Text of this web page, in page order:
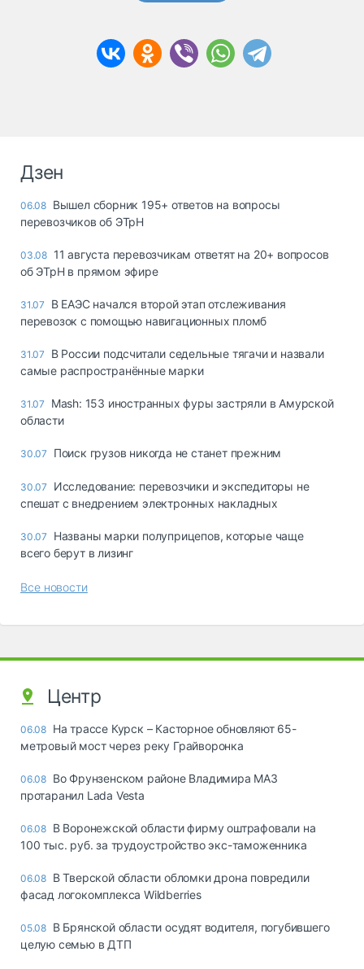
Дзен
06.08 Вышел сборник 195+ ответов на вопросы
перевозчиков об ЭТрН
03.08 11 августа перевозчикам ответят на 20+ вопросов
об ЭТрН в прямом эфире
31.07
В ЕАЭС начался второй этап отслеживания
перевозок с помощью навигационных пломб
31.07
В России подсчитали седельные тягачи и назвали
самые распространённые марки
31.07
Mash: 153 иностранных фуры застряли в Амурской
области
30.07 Поиск грузов никогда не станет прежним
30.07
Исследование: перевозчики и экспедиторы не
спешат с внедрением электронных накладных
30.07
Названы марки полуприцепов, которые чаще
всего берут в лизинг
Все новости
Центр
06.08 На трассе Курск – Касторное обновляют 65-
метровый мост через реку Грайворонка
06.08 Во Фрунзенском районе Владимира МАЗ
протаранил Lada Vesta
06.08 В Воронежской области фирму оштрафовали на
100 тыс. руб. за трудоустройство экс-таможенника
06.08 В Тверской области обломки дрона повредили
фасад логокомплекса Wildberries
05.08 В Брянской области осудят водителя, погубившего
целую семью в ДТП